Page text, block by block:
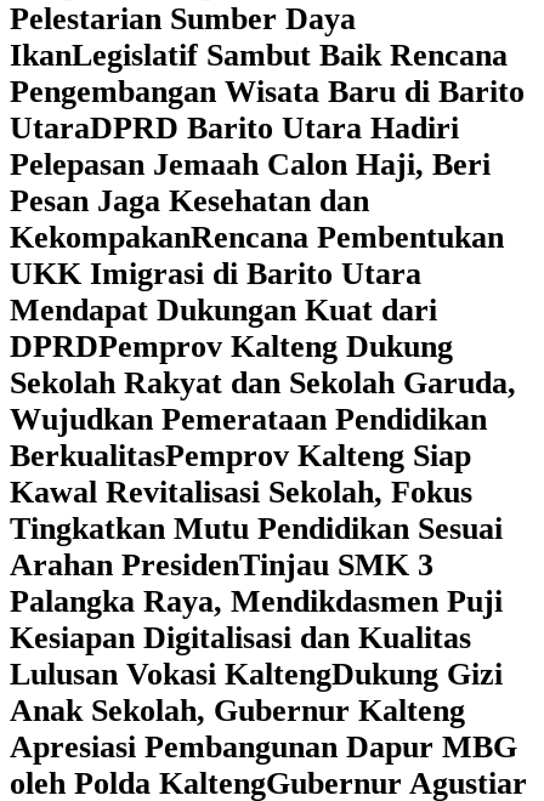
Pelestarian Sumber Daya
IkanLegislatif Sambut Baik Rencana
Pengembangan Wisata Baru di Barito
UtaraDPRD Barito Utara Hadiri
Pelepasan Jemaah Calon Haji, Beri
Pesan Jaga Kesehatan dan
KekompakanRencana Pembentukan
UKK Imigrasi di Barito Utara
Mendapat Dukungan Kuat dari
DPRD‎Pemprov Kalteng Dukung
Sekolah Rakyat dan Sekolah Garuda,
Wujudkan Pemerataan Pendidikan
Berkualitas‎Pemprov Kalteng Siap
Kawal Revitalisasi Sekolah, Fokus
Tingkatkan Mutu Pendidikan Sesuai
Arahan Presiden‎Tinjau SMK 3
Palangka Raya, Mendikdasmen Puji
Kesiapan Digitalisasi dan Kualitas
Lulusan Vokasi Kalteng‎Dukung Gizi
Anak Sekolah, Gubernur Kalteng
Apresiasi Pembangunan Dapur MBG
oleh Polda Kalteng‎Gubernur Agustiar